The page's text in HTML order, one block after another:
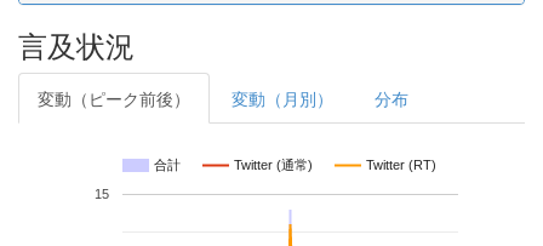
言及状況
変動（ピーク前後） 変動（月別） 分布
合計 Twitter (通常) Twitter (RT)
15